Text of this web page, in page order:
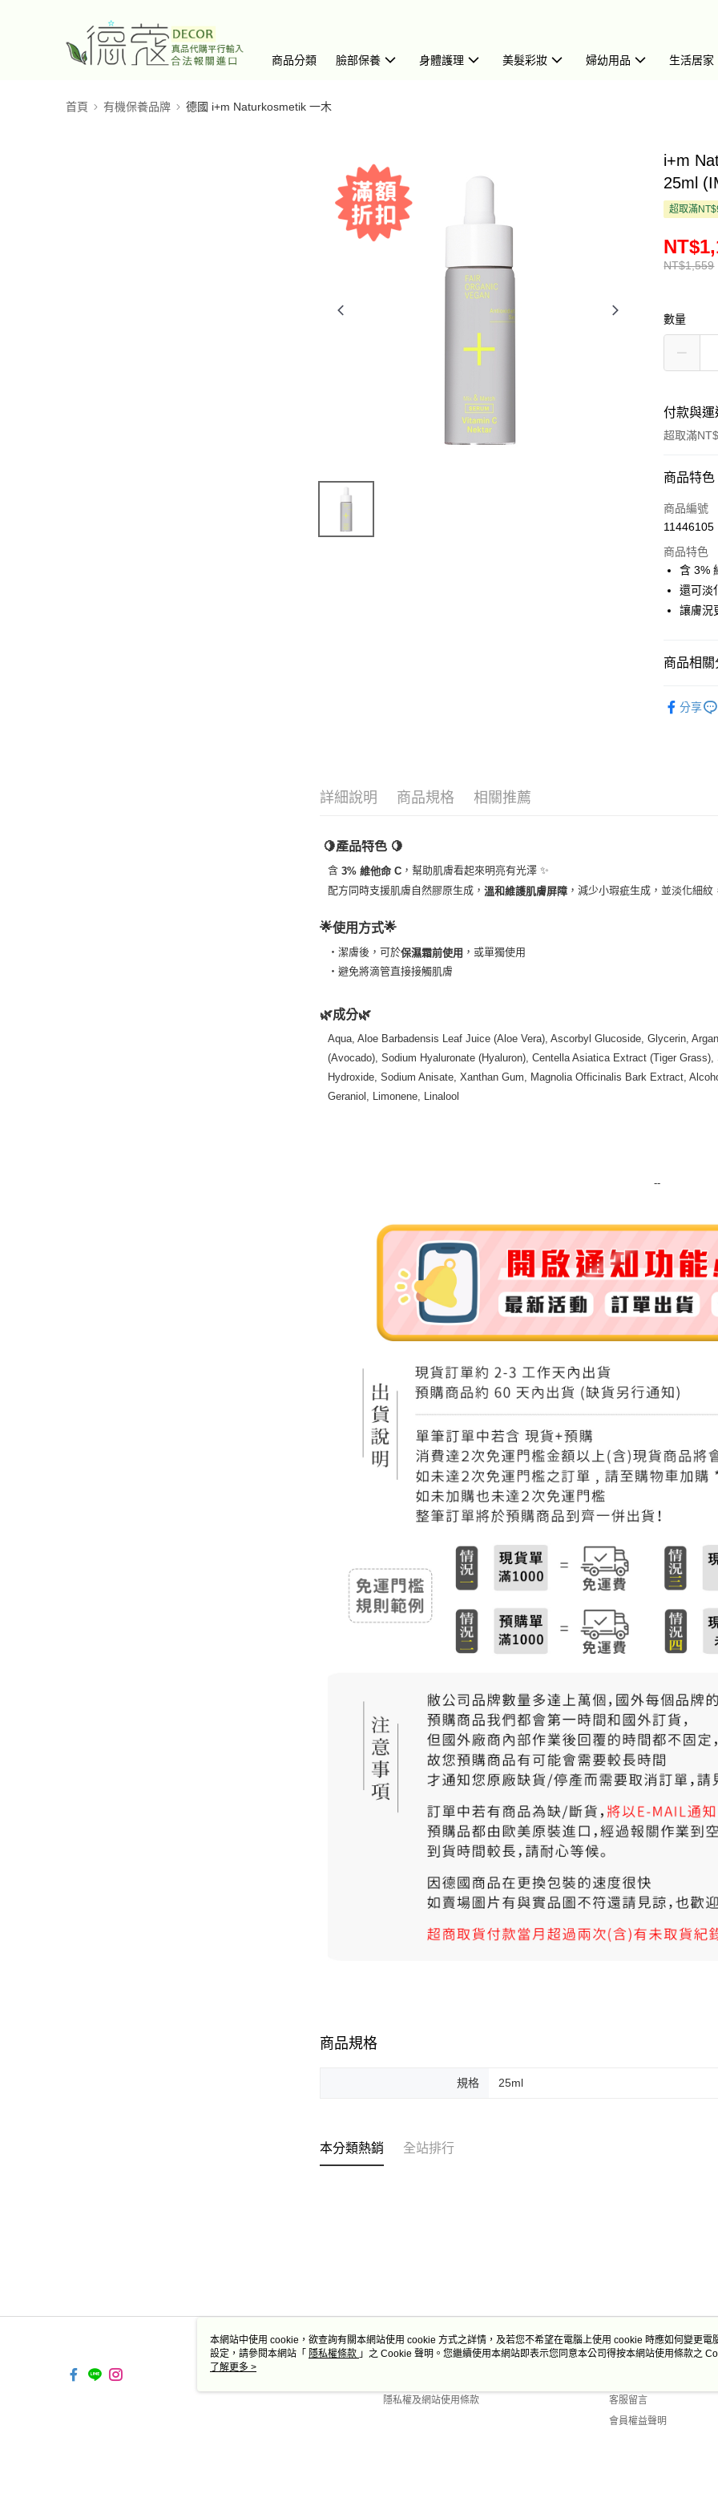
商品分類 臉部保養 身體護理 美髮彩妝 婦幼用品 生活居家
首頁 有機保養品牌 德國 i+m Naturkosmetik 一木
i+m
25ml
超取滿
NT$1,559
數量
付款與
超取滿
付款方式
信用卡一
LINE Pay
Apple Pay
悠遊付
ATM付款
7-11取貨
離島宅配
每筆
商品特色
商品編號
11446105
商品特色
含 3%
還可淡
讓膚況
商品相關
分享
詳細說明 商品規格 相關推薦
🍋產品特色 🍋
含3% 維他命 C ，幫助肌膚看起來明亮有光澤 ✨
配方同時支援肌膚自然膠原生成，溫和維護肌膚屏障 ，減少小瑕疵生成，並淡化細
🌟使用方式🌟
・潔膚後，可於保濕霜前使用 ，或單獨使用
・避免將滴管直接接觸肌膚
🌿成分🌿
Aqua, Aloe Barbadensis Leaf Juice (Aloe Vera), Ascorbyl Glucoside, Glycerin,
(Avocado), Sodium Hyaluronate (Hyaluron), Centella Asiatica Extract (Tiger
Hydroxide, Sodium Anisate, Xanthan Gum, Magnolia Officinalis Bark Extract,
Geraniol, Limonene, Linalool
--
商品規格
規格 25ml
本分類熱銷 全站排行
關於我們
隱私權及網站使用條款
客服資訊
客服留言
會員權益聲明
本網站中使用 cookie，欲查詢有關本網站使用 cookie 方式之詳情，及若您不希望在電腦上使用 cookie 時應如何變更電
設定，請參閱本網站「 隱私權條款 」之 Cookie 聲明。您繼續使用本網站即表示您同意本公司得按本網站使用條款之
使用 cookie。
了解更多 >